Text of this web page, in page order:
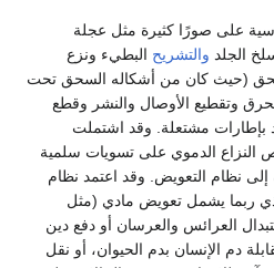
على صورًا كثيرة مثل عجلة
الجلد والتشريح البطيء ونزع
(حيث كان من أشكاله السحق تحت
وتقطيع الأوصال والنشر وقطع
بإطارات مشتعلة. وقد اشتملت
النزاع الدموي على تسويات سلمية
إلى نظام التعويض. وقد اعتمد نظام
ربما يشمل تعويض مادي (مثل
العرائس والعرسان أو دفع دين
دم الإنسان بدم الحيوان، أو نقل